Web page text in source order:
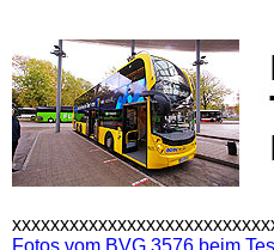
Fotos vom BVG 3576 beim